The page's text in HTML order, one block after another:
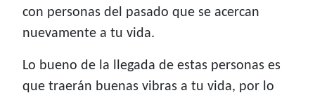
con personas del pasado que se acercan
nuevamente a tu vida.
Lo bueno de la llegada de estas personas es
que traerán buenas vibras a tu vida, por lo